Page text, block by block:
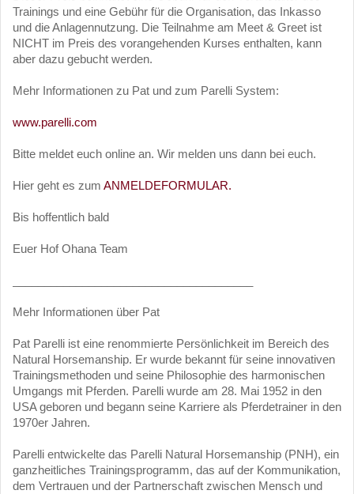
Trainings und eine Gebühr für die Organisation, das Inkasso
und die Anlagennutzung. Die Teilnahme am Meet & Greet ist
NICHT im Preis des vorangehenden Kurses enthalten, kann
aber dazu gebucht werden.
Mehr Informationen zu Pat und zum Parelli System:
www.parelli.com
Bitte meldet euch online an. Wir melden uns dann bei euch.
Hier geht es zum ANMELDEFORMULAR.
Bis hoffentlich bald
Euer Hof Ohana Team
Mehr Informationen über Pat
Pat Parelli ist eine renommierte Persönlichkeit im Bereich des
Natural Horsemanship. Er wurde bekannt für seine innovativen
Trainingsmethoden und seine Philosophie des harmonischen
Umgangs mit Pferden. Parelli wurde am 28. Mai 1952 in den
USA geboren und begann seine Karriere als Pferdetrainer in den
1970er Jahren.
Parelli entwickelte das Parelli Natural Horsemanship (PNH), ein
ganzheitliches Trainingsprogramm, das auf der Kommunikation,
dem Vertrauen und der Partnerschaft zwischen Mensch und